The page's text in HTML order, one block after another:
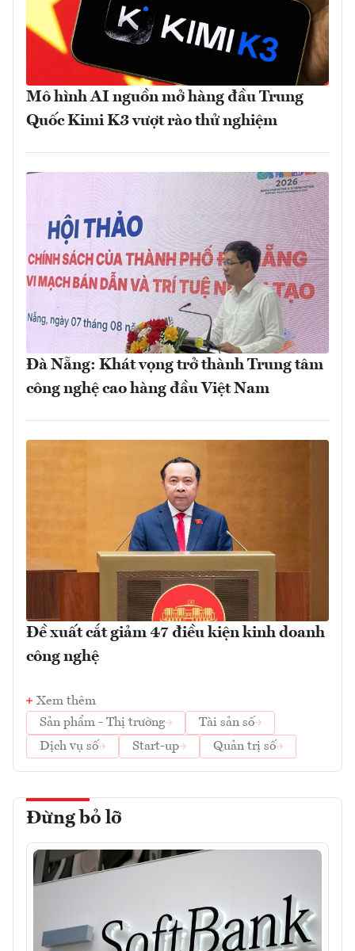
Mô hình AI nguồn mở hàng đầu Trung
Quốc Kimi K3 vượt rào thử nghiệm
Đà Nẵng: Khát vọng trở thành Trung tâm
công nghệ cao hàng đầu Việt Nam
Đề xuất cắt giảm 47 điều kiện kinh doanh
công nghệ
Xem thêm
Sản phẩm - Thị trường
Tài sản số
Dịch vụ số
Start-up Quản trị số
Đừng bỏ lỡ